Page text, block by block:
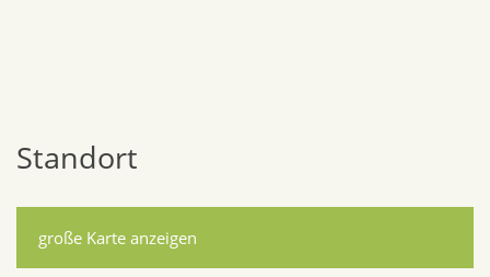
Standort
große Karte anzeigen